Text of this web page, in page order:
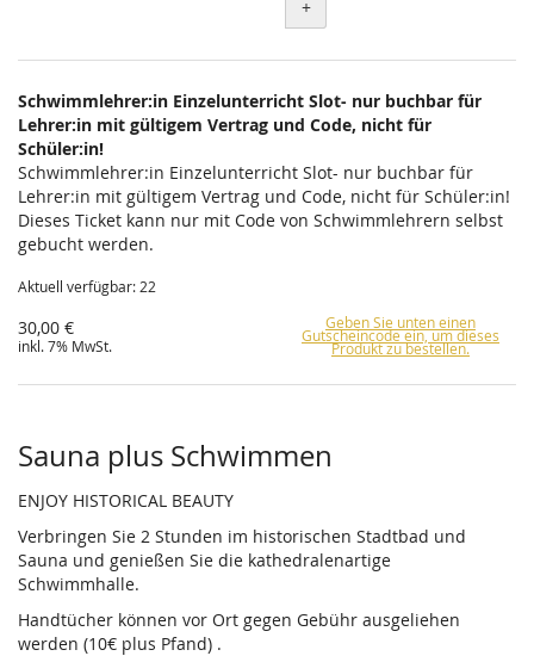
+
Schwimmlehrer:in Einzelunterricht Slot- nur buchbar für
Lehrer:in mit gültigem Vertrag und Code, nicht für
Schüler:in!
Schwimmlehrer:in Einzelunterricht Slot- nur buchbar für
Lehrer:in mit gültigem Vertrag und Code, nicht für Schüler:in!
Dieses Ticket kann nur mit Code von Schwimmlehrern selbst
gebucht werden.
Aktuell verfügbar: 22
30,00 €
inkl. 7% MwSt.
Geben Sie unten einen
Gutscheincode ein, um dieses
Produkt zu bestellen.
Sauna plus Schwimmen
ENJOY HISTORICAL BEAUTY
Verbringen Sie 2 Stunden im historischen Stadtbad und
Sauna und genießen Sie die kathedralenartige
Schwimmhalle.
Handtücher können vor Ort gegen Gebühr ausgeliehen
werden (10€ plus Pfand) .